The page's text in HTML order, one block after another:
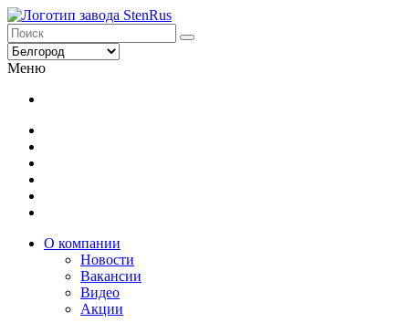
Меню
О компании
Новости
Вакансии
Видео
Акции